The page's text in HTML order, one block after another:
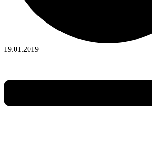
19.01.2019